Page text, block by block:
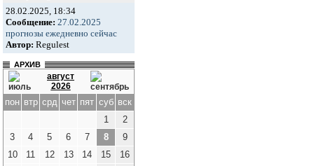
28.02.2025, 18:34
Сообщение: 27.02.2025
прогнозы ежедневно сейчас
Автор: Regulest
АРХИВ
август
2026
пон втр срд чет пят суб вск
1
2
3
4 5 6 7 8
9
10
11 12 13 14 15
16